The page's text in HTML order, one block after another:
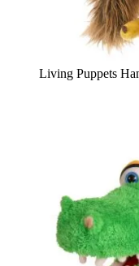
Living Puppets